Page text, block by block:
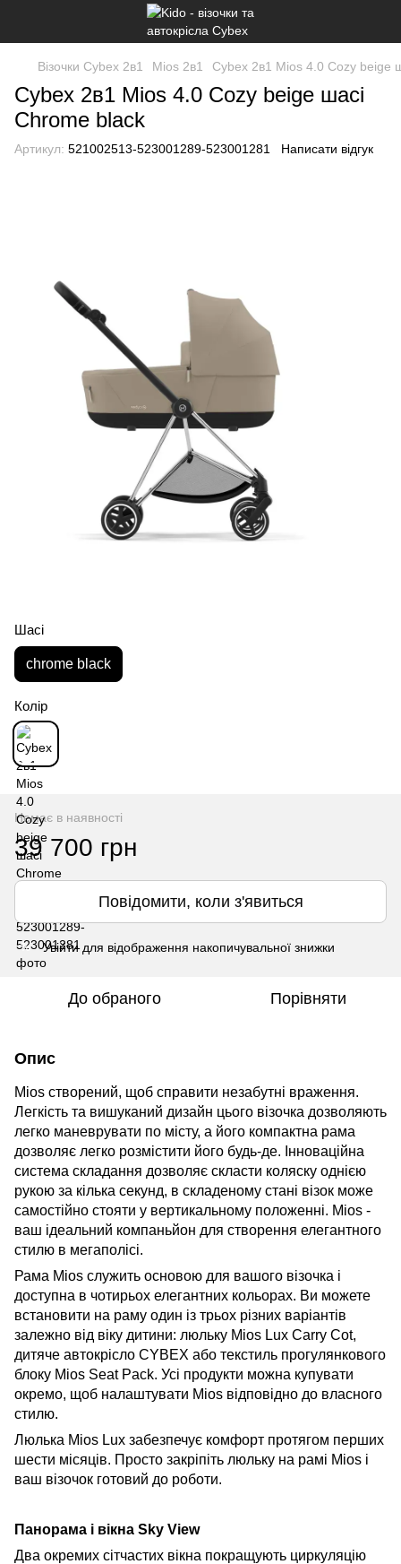
Візочки Cybex 2в1 Mios 2в1 Cybex 2в1 Mios 4.0 Cozy beige
Cybex 2в1 Mios 4.0 Cozy beige шасі
Chrome black
Артикул: 521002513-523001289-523001281 Написати відгук
Шасі
chrome black
Колір
Немає в наявності
39 700 грн
Повідомити, коли з'явиться
% Увійтидля відображення накопичувальної знижки
До обраного Порівняти
Опис
Mios створений, щоб справити незабутні враження.
Легкість та вишуканий дизайн цього візочка дозволяють
легко маневрувати по місту, а його компактна рама
дозволяє легко розмістити його будь-де. Інноваційна
система складання дозволяє скласти коляску однією
рукою за кілька секунд, в складеному стані візок може
самостійно стояти у вертикальному положенні. Mios -
ваш ідеальний компаньйон для створення елегантного
стилю в мегаполісі.
Рама Mios служить основою для вашого візочка і
доступна в чотирьох елегантних кольорах. Ви можете
встановити на раму один із трьох різних варіантів
залежно від віку дитини: люльку Mios Lux Carry Cot,
дитяче автокрісло CYBEX або текстиль прогулянкового
блоку Mios Seat Pack. Усі продукти можна купувати
окремо, щоб налаштувати Mios відповідно до власного
стилю.
Люлька Mios Lux забезпечує комфорт протягом перших
шести місяців. Просто закріпіть люльку на рамі Mios і
ваш візочок готовий до роботи.
Панорама і вікна Sky View
Два окремих сітчастих вікна покращують циркуляцію